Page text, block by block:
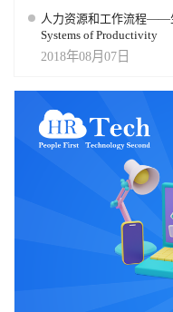
人力资源和工作流程——
Systems of Productivity
2018年08月07日